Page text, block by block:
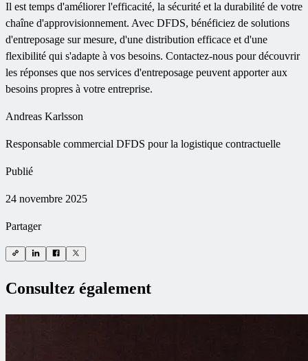
Il est temps d'améliorer l'efficacité, la sécurité et la durabilité de votre
chaîne d'approvisionnement. Avec DFDS, bénéficiez de solutions
d'entreposage sur mesure, d'une distribution efficace et d'une
flexibilité qui s'adapte à vos besoins. Contactez-nous pour découvrir
les réponses que nos services d'entreposage peuvent apporter aux
besoins propres à votre entreprise.
Andreas Karlsson
Responsable commercial DFDS pour la logistique contractuelle
Publié
24 novembre 2025
Partager
Consultez également